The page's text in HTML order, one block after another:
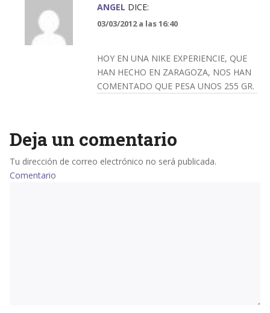
ANGEL DICE:
03/03/2012 a las 16:40
HOY EN UNA NIKE EXPERIENCIE, QUE
HAN HECHO EN ZARAGOZA, NOS HAN
COMENTADO QUE PESA UNOS 255 GR.
Deja un comentario
Tu dirección de correo electrónico no será publicada.
Comentario